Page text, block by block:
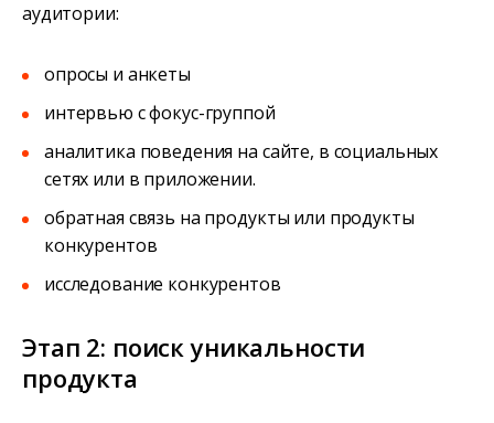
аудитории:
опросы и анкеты
интервью с фокус-группой
аналитика поведения на сайте, в социальных
сетях или в приложении.
обратная связь на продукты или продукты
конкурентов
исследование конкурентов
Этап 2: поиск уникальности
продукта